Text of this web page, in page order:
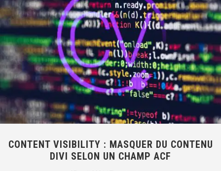
CONTENT VISIBILITY : MASQUER DU CONTENU
DIVI SELON UN CHAMP ACF